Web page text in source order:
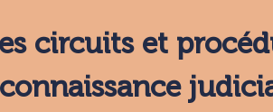
circuits et